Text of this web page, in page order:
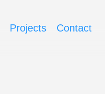
Projects Contact